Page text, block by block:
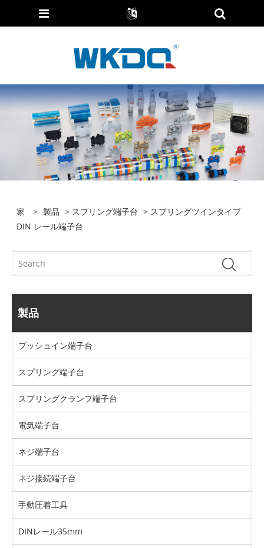
家 > 製品 > スプリング端子台 > スプリングツインタイプ
DIN レール端子台
製品
プッシュイン端​​子台
スプリング端子台
スプリングクランプ端子台
電気端子台
ネジ端子台
ネジ接続端子台
手動圧着工具
DINレール35mm